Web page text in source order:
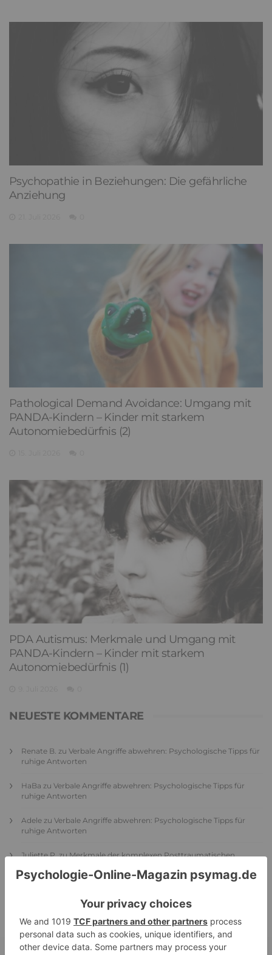
Psychopathie in Beziehungen: Die gefährliche
Anziehung
Pathological Demand Avoidance: Umgang mit
PANDA-Kindern – Kinder mit starkem
Autonomiebedürfnis (2)
PDA Autismus: Merkmale und Umgang mit
PANDA-Kindern – Kinder mit starkem
Autonomiebedürfnis (1)
NEUESTE KOMMENTARE
Renate B. zu Verbale Angriffe abwehren: Psychologische Tipps für
ruhige Antworten
HaBa zu Verbale Angriffe abwehren: Psychologische Tipps für
ruhige Antworten
Adele zu Verbale Angriffe abwehren: Psychologische Tipps für
ruhige Antworten
Juliette P.zuMerkmale der komplexen Posttraumatischen
vermutlich aus – Narzisstisch geprägte Kindheit (1)